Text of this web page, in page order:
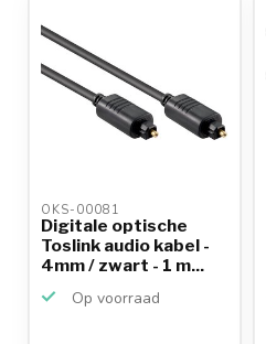
OKS-00081
Digitale optische
Toslink audio kabel -
4mm / zwart - 1 m...
Op voorraad